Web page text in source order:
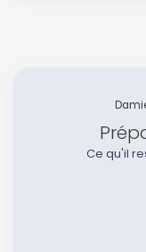
Ce qu'il